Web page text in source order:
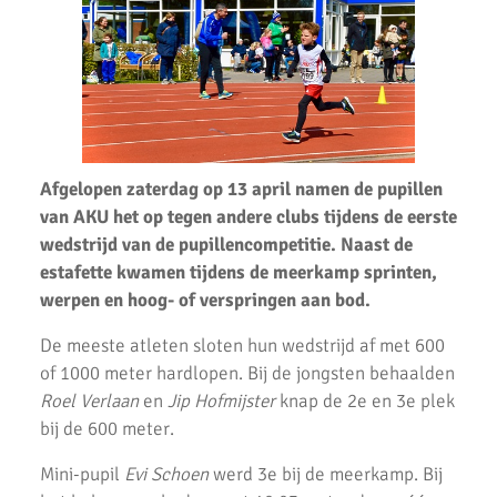
tijdens Nationale A-Games 2025
AKU atleten Roel Verlaan en Sophie de Lange op het podium bij
NK atletiek.
Succesvolle atletiek clinic bij AKU
AKU jeugd succesvol tijdens Noord-Hollandse cross finale
AKU atleet Siem Verlaan Nationaal indoor kampioen
AKU jeugdatleten in de prijzen tijdens Nederlandse
Kampioenschappen.
37 Nieuwe Club Records
Nationale Estafette Kampioenschappen 2023
Afgelopen zaterdag op 13 april namen de pupillen
van AKU het op tegen andere clubs tijdens de eerste
wedstrijd van de pupillencompetitie. Naast de
estafette kwamen tijdens de meerkamp sprinten,
werpen en hoog- of verspringen aan bod.
De meeste atleten sloten hun wedstrijd af met 600
of 1000 meter hardlopen. Bij de jongsten behaalden
Roel Verlaanen Jip Hofmijsterknap de 2e en 3e plek
bij de 600 meter.
Mini-pupil Evi Schoenwerd 3e bij de meerkamp. Bij